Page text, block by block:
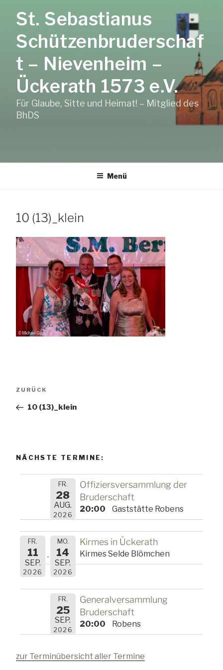
InhaltSt. Sebastianus
Schützenbruderschaf
t – Nievenheim –
Ückerath 1573 e.V.
Für Glaube, Sitte und Heimat! – Mitglied des
BhDS
Menü
10 (13)_klein
Vorheriger
ZURÜCK
10 (13)_klein
NÄCHSTE TERMINE:
FR.
28
AUG.
2026
Offiziersversammlung der
Bruderschaft
20:00 Gaststätte Robens
FR.
11
SEP.
2026
MO.
14
SEP.
2026
Kirmes in Ückerath
Kirmes Selde Blömchen
FR.
25
SEP.
2026
Generalversammlung
Bruderschaft
20:00 Robens
zur Terminübersicht aller Termine